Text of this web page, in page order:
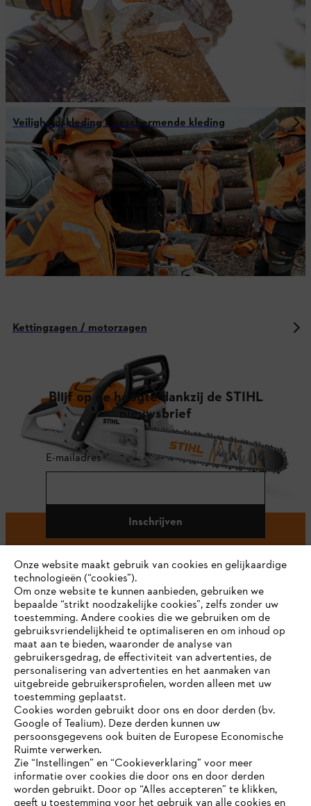
Veiligheidskleding / beschermende kleding
Kettingzagen / motorzagen
Blijf op de hoogte dankzij de STIHL
nieuwsbrief
E-mailadres
Inschrijven
#STIHL
Bedrijf
STIHL FAQ
JE BROWSER WORDT NIET
ONDERSTEUND
Onze website maakt gebruik van cookies en gelijkaardige
technologieën (“cookies”).
Om onze website te kunnen aanbieden, gebruiken we
bepaalde “strikt noodzakelijke cookies”, zelfs zonder uw
toestemming. Andere cookies die we gebruiken om de
gebruiksvriendelijkheid te optimaliseren en om inhoud op
maat aan te bieden, waaronder de analyse van
gebruikersgedrag, de effectiviteit van advertenties, de
personalisering van advertenties en het aanmaken van
uitgebreide gebruikersprofielen, worden alleen met uw
toestemming geplaatst.
Cookies worden gebruikt door ons en door derden (bv.
Google of Tealium). Deze derden kunnen uw
persoonsgegevens ook buiten de Europese Economische
Ruimte verwerken.
Zie “Instellingen” en “Cookieverklaring” voor meer
informatie over cookies die door ons en door derden
worden gebruikt. Door op “Alles accepteren” te klikken,